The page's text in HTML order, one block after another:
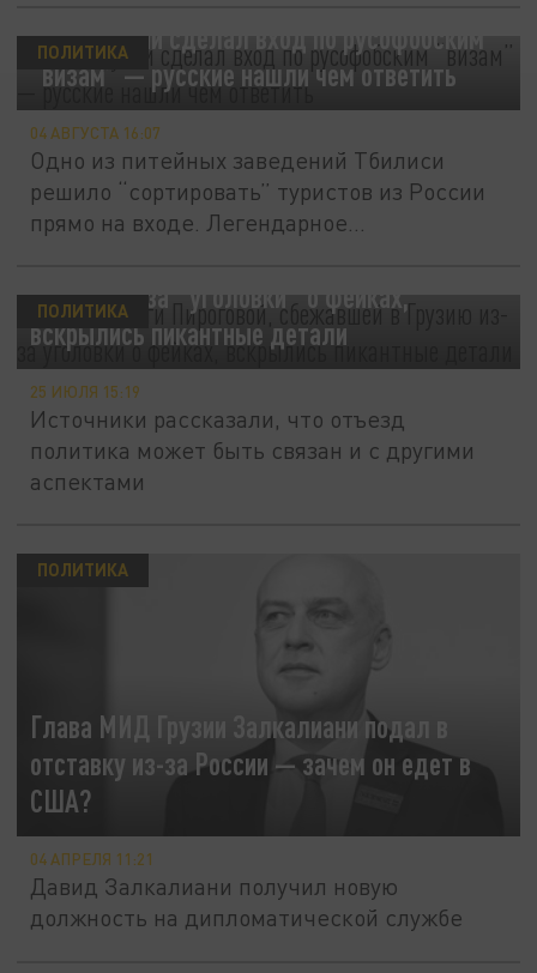
Бар в Грузии сделал вход по русофобским
“визам” — русские нашли чем ответить
ПОЛИТИКА
04 АВГУСТА 16:07
Одно из питейных заведений Тбилиси
решило “сортировать” туристов из России
прямо на входе. Легендарное...
Грузию из-за "уголовки" о фейках,
вскрылись пикантные детали
ПОЛИТИКА
25 ИЮЛЯ 15:19
Источники рассказали, что отъезд
политика может быть связан и с другими
аспектами
Глава МИД Грузии Залкалиани подал в
отставку из-за России — зачем он едет в
США?
ПОЛИТИКА
04 АПРЕЛЯ 11:21
Давид Залкалиани получил новую
должность на дипломатической службе